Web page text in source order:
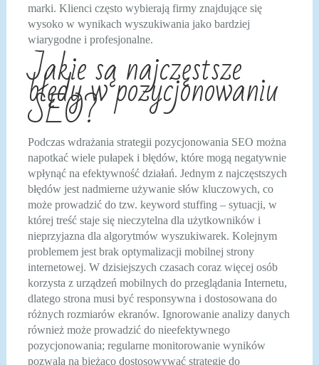
marki. Klienci często wybierają firmy znajdujące się
wysoko w wynikach wyszukiwania jako bardziej
wiarygodne i profesjonalne.
Jakie są najczęstsze
błędy w pozycjonowaniu
SEO?
Podczas wdrażania strategii pozycjonowania SEO można
napotkać wiele pułapek i błędów, które mogą negatywnie
wpłynąć na efektywność działań. Jednym z najczęstszych
błędów jest nadmierne używanie słów kluczowych, co
może prowadzić do tzw. keyword stuffing – sytuacji, w
której treść staje się nieczytelna dla użytkowników i
nieprzyjazna dla algorytmów wyszukiwarek. Kolejnym
problemem jest brak optymalizacji mobilnej strony
internetowej. W dzisiejszych czasach coraz więcej osób
korzysta z urządzeń mobilnych do przeglądania Internetu,
dlatego strona musi być responsywna i dostosowana do
różnych rozmiarów ekranów. Ignorowanie analizy danych
również może prowadzić do nieefektywnego
pozycjonowania; regularne monitorowanie wyników
pozwala na bieżąco dostosowywać strategię do